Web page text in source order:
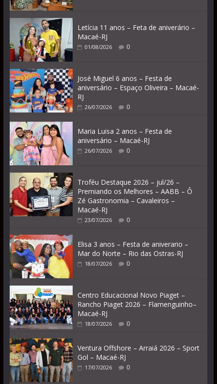
Letícia 11 anos – Feta de aniverário –
Macaé-RJ
01/08/2026 0
José Miguel 6 anos – Festa de
aniversário – Espaço Oliveira – Macaé-
RJ
26/07/2026 0
Maria Luisa 2 anos – Festa de
aniversário – Macaé-RJ
26/07/2026 0
Troféu Destaque 2026 – jul/26 –
Premiando os Melhores – AABB – Ô
Zé Gastronomia – Cavaleiros –
Macaé-RJ
23/07/2026 0
Elisa 3 anos – Festa de aniverario –
Mar do Norte – Rio das Ostras-RJ
18/07/2026 0
Centro Educacional Novo Piaget –
Rancho Piaget 2026 – Flamenguinho–
Macaé-RJ
18/07/2026 0
Ventura Offshore – Arraiá 2026 – Sport
Gol – Macaé-RJ
17/07/2026 0